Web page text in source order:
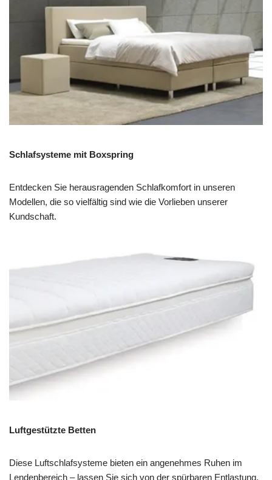
Schlafsysteme mit Boxspring
Entdecken Sie herausragenden Schlafkomfort in unseren
Modellen, die so vielfältig sind wie die Vorlieben unserer
Kundschaft.
Luftgestützte Betten
Diese Luftschlafsysteme bieten ein angenehmes Ruhen im
Lendenbereich – lassen Sie sich von der spürbaren Entlastung.